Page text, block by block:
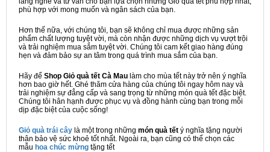
phù hợp với mong muốn và ngân sách của bạn.
Hơn thế nữa, với chúng tôi, bạn sẽ không chỉ mua được những sản
phẩm chất lượng tuyệt vời, mà còn nhận được những dịch vụ vượt trội
và trải nghiệm mua sắm tuyệt vời. Chúng tôi cam kết giao hàng đúng
hẹn và đảm bảo sự an tâm trong quá trình mua sắm của bạn.
Hãy để Shop Giỏ quà tết Cà Mau làm cho mùa tết này trở nên ý nghĩa
hơn bao giờ hết. Ghé thăm cửa hàng của chúng tôi ngay hôm nay và
trải nghiệm sự đẳng cấp và sang trọng từ những món quà tết đặc biệt.
Chúng tôi hân hạnh được phục vụ và đồng hành cùng bạn trong mỗi
dịp đặc biệt của cuộc sống!
Giỏ quà trái cây là một trong những món quà tết ý nghĩa tặng người
thân bảo vệ sức khoẻ tốt nhất. Ngoài ra, bạn cũng có thể chọn các
mẫu hoa chúc mừng tặng tết